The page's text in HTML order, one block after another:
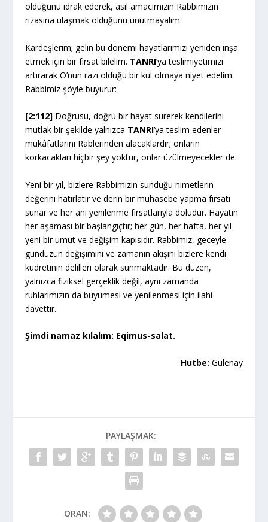
olduğunu idrak ederek, asıl amacımızın Rabbimizin
rızasına ulaşmak olduğunu unutmayalım.
Kardeşlerim; gelin bu dönemi hayatlarımızı yeniden inşa
etmek için bir fırsat bilelim. TANRI’ya teslimiyetimizi
artırarak O’nun razı olduğu bir kul olmaya niyet edelim.
Rabbimiz şöyle buyurur:
[2:112] Doğrusu, doğru bir hayat sürerek kendilerini
mutlak bir şekilde yalnızca TANRI’ya teslim edenler
mükâfatlarını Rablerinden alacaklardır; onların
korkacakları hiçbir şey yoktur, onlar üzülmeyecekler de.
Yeni bir yıl, bizlere Rabbimizin sunduğu nimetlerin
değerini hatırlatır ve derin bir muhasebe yapma fırsatı
sunar ve her anı yenilenme fırsatlarıyla doludur. Hayatın
her aşaması bir başlangıçtır; her gün, her hafta, her yıl
yeni bir umut ve değişim kapısıdır. Rabbimiz, geceyle
gündüzün değişimini ve zamanın akışını bizlere kendi
kudretinin delilleri olarak sunmaktadır. Bu düzen,
yalnızca fiziksel gerçeklik değil, aynı zamanda
ruhlarımızın da büyümesi ve yenilenmesi için ilahi
davettir.
Şimdi namaz kılalım: Eqimus-salat.
Hutbe: Gülenay
PAYLAŞMAK:
ORAN: